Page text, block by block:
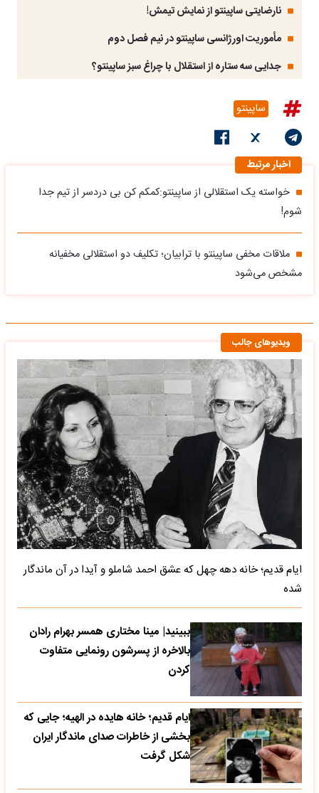
نارضایتی ساپینتو از نمایش تیمش!
مأموریت اورژانسی ساپینتو در نیم فصل دوم
جدایی سه ستاره از استقلال با چراغ سبز ساپینتو؟
ساپینتو
اخبار مرتبط
خواسته یک استقلالی از ساپینتو:کمکم کن بی دردسر از تیم جدا
شوم!
ملاقات مخفی ساپینتو با ترابیان؛ تکلیف دو استقلالی مخفیانه
مشخص می‌شود
ویدیوهای جالب
ایام قدیم؛ خانه دهه چهل که عشق احمد شاملو و آیدا در آن ماندگار
شده
ببینید| مینا مختاری همسر بهرام رادان
بالاخره از پسرشون رونمایی متفاوت
کردن
ایام قدیم؛ خانه هایده در الهیه؛ جایی که
بخشی از خاطرات صدای ماندگار ایران
شکل گرفت